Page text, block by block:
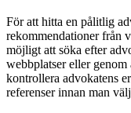
För att hitta en pålitlig
rekommendationer från
möjligt att söka efter
webbplatser eller
kontrollera advokatens
referenser innan man